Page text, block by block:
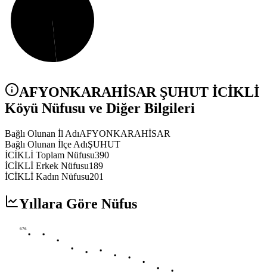
AFYONKARAHİSAR ŞUHUT İCİKLİ
Köyü Nüfusu ve Diğer Bilgileri
Bağlı Olunan İl AdıAFYONKARAHİSAR
Bağlı Olunan İlçe AdıŞUHUT
İCİKLİ Toplam Nüfusu390
İCİKLİ Erkek Nüfusu189
İCİKLİ Kadın Nüfusu201
Yıllara Göre Nüfus
676